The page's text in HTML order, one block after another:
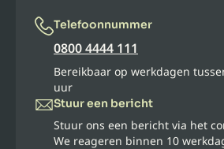
Telefoonnummer
0800 4444 111
Bereikbaar op werkdagen
uur
Stuur een bericht
Stuur ons een bericht via het
We reageren binnen 10